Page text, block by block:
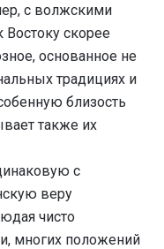
с волжскими
Востоку скорее
основанное не
традициях и
близость
также их
с
веру
чисто
многих положений